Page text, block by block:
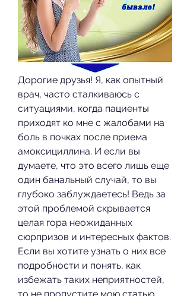
Дорогие друзья! Я, как опытный
врач, часто сталкиваюсь с
ситуациями, когда пациенты
приходят ко мне с жалобами на
боль в почках после приема
амоксициллина. И если вы
думаете, что это всего лишь еще
один банальный случай, то вы
глубоко заблуждаетесь! Ведь за
этой проблемой скрывается
целая гора неожиданных
сюрпризов и интересных фактов.
Если вы хотите узнать о них все
подробности и понять, как
избежать таких неприятностей,
то не пропустите мою статью